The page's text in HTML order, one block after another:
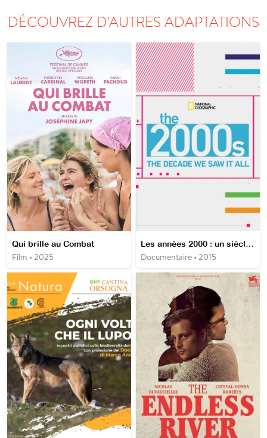
DÉCOUVREZ D'AUTRES ADAPTATIONS
Qui brille au Combat
Film • 2025
Les années 2000 : un siècle qui nous appartient
Documentaire • 2015